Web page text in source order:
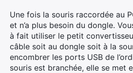
Une fois la souris raccordée au
et n’a plus besoin du dongle.
à fait utiliser le petit
câble soit au dongle soit à la
encombrer les ports USB de
souris est branchée, elle se met